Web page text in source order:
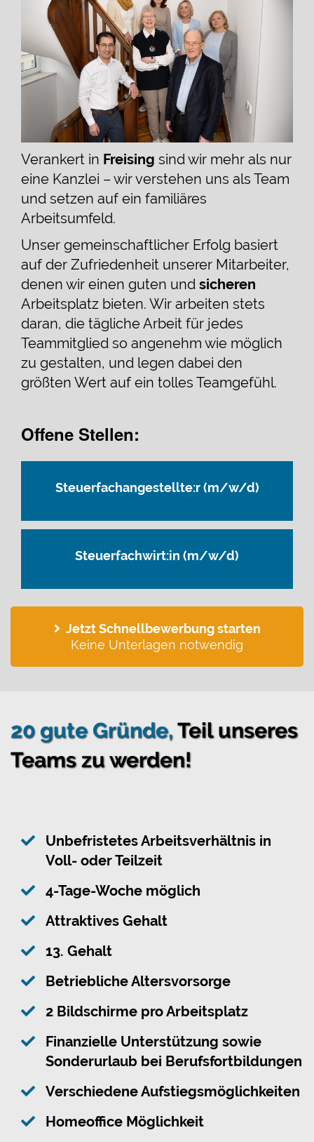
Verankert in Freising sind wir mehr als nur
eine Kanzlei – wir verstehen uns als Team
und setzen auf ein familiäres
Arbeitsumfeld.
Unser gemeinschaftlicher Erfolg basiert
auf der Zufriedenheit unserer Mitarbeiter,
denen wir einen guten und sicheren
Arbeitsplatz bieten. Wir arbeiten stets
daran, die tägliche Arbeit für jedes
Teammitglied so angenehm wie möglich
zu gestalten, und legen dabei den
größten Wert auf ein tolles Teamgefühl.
Offene Stellen:
Steuerfachangestellte:r (m/w/d)
Steuerfachwirt:in (m/w/d)
Jetzt Schnellbewerbung starten
Keine Unterlagen notwendig
20 gute Gründe,Teil unseres
Teams zu werden!
Unbefristetes Arbeitsverhältnis in
Voll- oder Teilzeit
4-Tage-Woche möglich
Attraktives Gehalt
13. Gehalt
Betriebliche Altersvorsorge
2 Bildschirme pro Arbeitsplatz
Finanzielle Unterstützung sowie
Sonderurlaub bei Berufsfortbildungen
Verschiedene Aufstiegsmöglichkeiten
Homeoffice Möglichkeit